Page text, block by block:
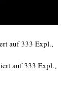
auf 333 Expl.,
auf 333 Expl.,